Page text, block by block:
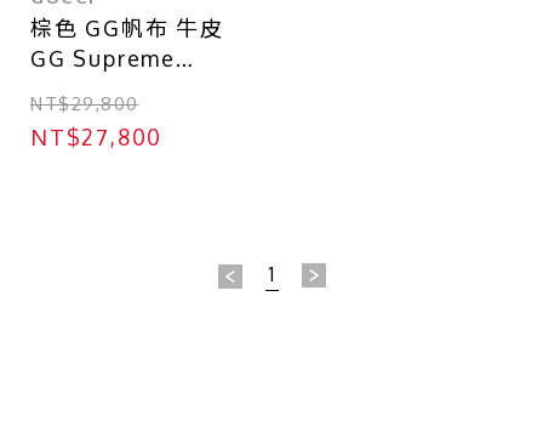
台中 - 廣三SOGO店
台中 - 中友百貨店
棕色 GG帆布 牛皮
GG Supreme
肩背包【GUCCI 古
馳】 643814
NT$29,800
NT$27,800
1